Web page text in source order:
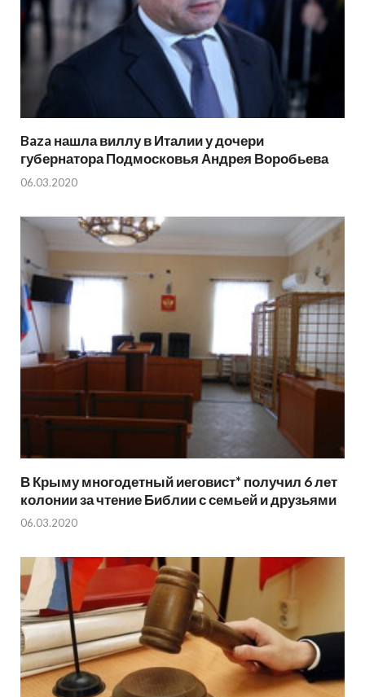
Baza нашла виллу в Италии у дочери
губернатора Подмосковья Андрея Воробьева
06.03.2020
В Крыму многодетный иеговист* получил 6 лет
колонии за чтение Библии с семьей и друзьями
06.03.2020